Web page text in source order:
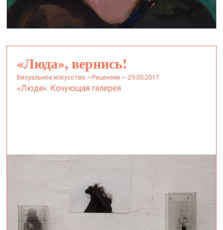
«Люда», вернись!
визуальное искусство —Рецензии — 29.05.2017.
«Люда». Кочующая галерея